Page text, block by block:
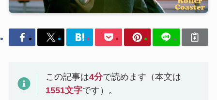
この記事は4分で読めます（本文は
1551文字です）。